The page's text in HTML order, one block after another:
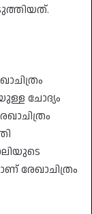
ചോദ്യം
രേഖാചിത്രം